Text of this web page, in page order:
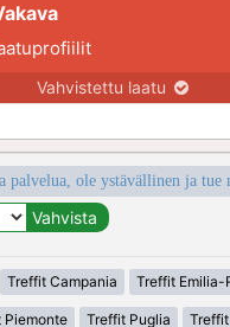
Vahvistettu laatu
palvelua, ole ystävällinen ja tue
Treffit Campania Treffit Emilia-
Piemonte Treffit Puglia